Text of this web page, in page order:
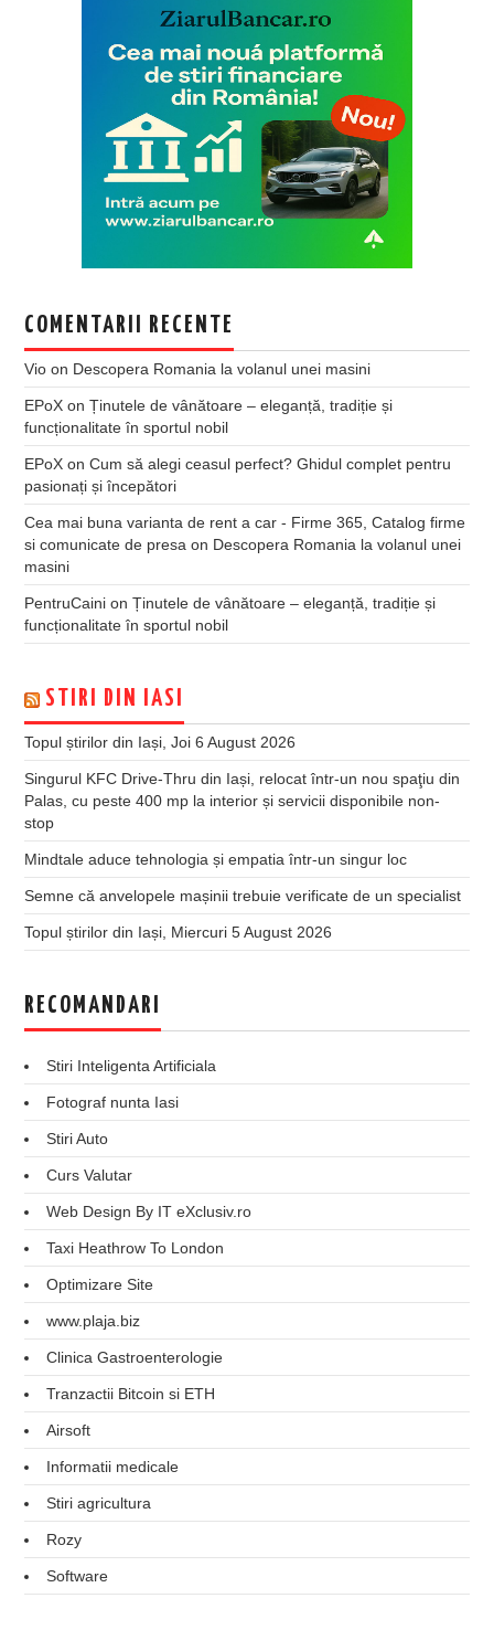
COMENTARII RECENTE
Vio on Descopera Romania la volanul unei masini
EPoX onȚinutele de vânătoare – eleganță, tradiție și
funcționalitate în sportul nobil
EPoX onCum să alegi ceasul perfect? Ghidul complet pentru
pasionați și începători
Cea mai buna varianta de rent a car - Firme 365, Catalog firme
si comunicate de presa on Descopera Romania la volanul unei
masini
PentruCaini onȚinutele de vânătoare – eleganță, tradiție și
funcționalitate în sportul nobil
STIRI DIN IASI
Topul știrilor din Iași, Joi 6 August 2026
Singurul KFC Drive-Thru din Iași, relocat într-un nou spaţiu din
Palas, cu peste 400 mp la interior și servicii disponibile non-
stop
Mindtale aduce tehnologia și empatia într-un singur loc
Semne că anvelopele mașinii trebuie verificate de un specialist
Topul știrilor din Iași, Miercuri 5 August 2026
RECOMANDARI
Stiri Inteligenta Artificiala
Fotograf nunta Iasi
Stiri Auto
Curs Valutar
Web Design By IT eXclusiv.ro
Taxi Heathrow To London
Optimizare Site
www.plaja.biz
Clinica Gastroenterologie
Tranzactii Bitcoin si ETH
Airsoft
Informatii medicale
Stiri agricultura
Rozy
Software